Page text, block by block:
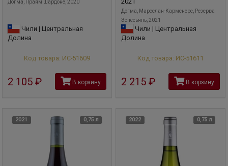
Догма, Прайм Шардоне, 2020
Чили | Центральная
Долина
Код товара: ИС-51609
2 105 руб В корзину
Догма, Марселан-Карменере, Резерва
Эспесьяль, 2021
Чили | Центральная
Долина
Код товара: ИС-51611
2 215 руб В корзину
2021 0,75 л 2022 0,75 л